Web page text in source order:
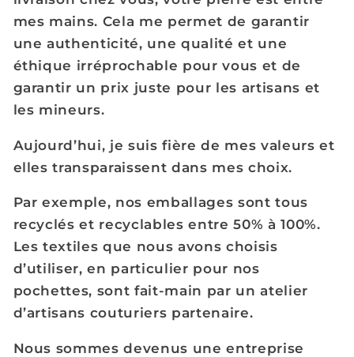
mes mains. Cela me permet de garantir
une authenticité, une qualité et une
éthique irréprochable pour vous et de
garantir un prix juste pour les artisans et
les mineurs.
Aujourd’hui, je suis fière de mes valeurs et
elles transparaissent dans mes choix.
Par exemple, nos emballages sont tous
recyclés et recyclables entre 50% à 100%.
Les textiles que nous avons choisis
d’utiliser, en particulier pour nos
pochettes, sont fait-main par un atelier
d’artisans couturiers partenaire.
Nous sommes devenus une entreprise